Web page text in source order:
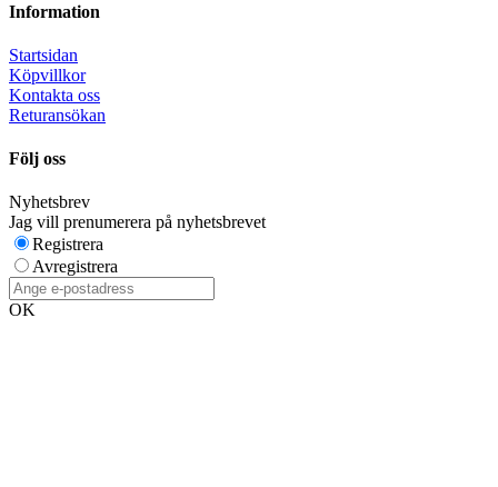
Information
Startsidan
Köpvillkor
Kontakta oss
Returansökan
Följ oss
Nyhetsbrev
Jag vill prenumerera på nyhetsbrevet
Registrera
Avregistrera
OK